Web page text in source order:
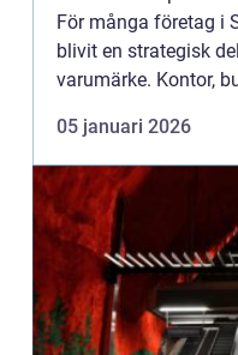
För många företag i
blivit en strategisk
varumärke. Kontor,
05 januari 2026